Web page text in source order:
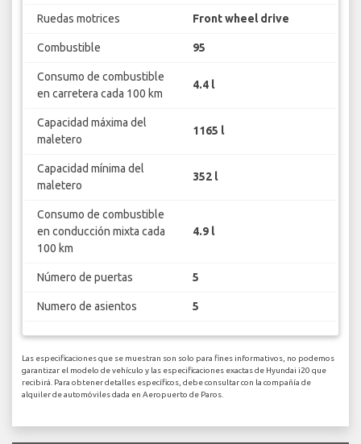
Ruedas motrices Front wheel drive
Combustible 95
Consumo de combustible
en carretera cada 100 km
4.4 l
Capacidad máxima del
maletero
1165 l
Capacidad mínima del
maletero
352 l
Consumo de combustible
en conducción mixta cada
100 km
4.9 l
Número de puertas 5
Numero de asientos 5
Las especificaciones que se muestran son solo para fines informativos, no podemos
garantizar el modelo de vehículo y las especificaciones exactas de Hyundai i20 que
recibirá. Para obtener detalles específicos, debe consultar con la compañía de
alquiler de automóviles dada en Aeropuerto de Paros.